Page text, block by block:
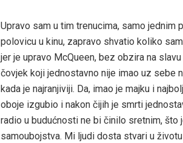
Upravo sam u tim trenucima, samo jednim
polovicu u kinu, zapravo shvatio koliko
jer je upravo McQueen, bez obzira na
čovjek koji jednostavno nije imao uz sebe
kada je najranjiviji. Da, imao je majku i
oboje izgubio i nakon čijih je smrti
radio u budućnosti ne bi činilo sretnim,
samoubojstva. Mi ljudi dosta stvari u